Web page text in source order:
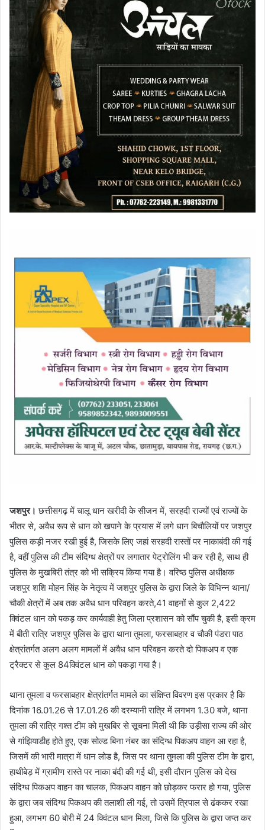
जशपुर।छत्तीसगढ़ में चालू धान खरीदी के सीजन में, सरहदी राज्यों एवं राज्यों के
भीतर से, अवैध रूप से धान को खपाने के प्रयास में लगे धान बिचौलियों पर जशपुर
पुलिस कड़ी नजर रखी हुई है, जिसके लिए जहां सरहदी रास्तों पर नाकाबंदी की गई
है, वहीं पुलिस की टीम संदिग्ध क्षेत्रों पर लगातार पेट्रोलिंग भी कर रही है, साथ ही
पुलिस के मुखबिरी तंत्र को भी सक्रिय किया गया है। वरिष्ठ पुलिस अधीक्षक
जशपुर शशि मोहन सिंह के नेतृत्व में जशपुर पुलिस के द्वारा जिले के विभिन्न थाना/
चौकी क्षेत्रों में अब तक अवैध धान परिवहन करते,41 वाहनों से कुल 2,422
क्विंटल धान को पकड़ कर कार्यवाही हेतु जिला प्रशासन को सौंप चुकी है, इसी क्रम
में बीती रात्रि जशपुर पुलिस के द्वारा थाना तुमला, फरसाबहार व चौकी पंडरा पाठ
क्षेत्रांतर्गत अलग अलग मामलों में अवैध धान परिवहन करते दो पिकअप व एक
ट्रैक्टर से कुल 84क्विंटल धान को पकड़ा गया है।
थाना तुमला व फरसाबहार क्षेत्रांतर्गत मामले का संक्षिप्त विवरण इस प्रकार है कि
दिनांक 16.01.26 से 17.01.26 की दरम्यानी रात्रि में लगभग 1.30 बजे, थाना
तुमला की रात्रि गश्त टीम को मुखबिर से सूचना मिली थी कि उड़ीसा राज्य की ओर
से गांझियाडीह होते हुए, एक सोल्ड बिना नंबर का संदिग्ध पिकअप वाहन आ रहा है,
जिसमें की भारी मात्रा में धान लोड है, जिस पर थाना तुमला की पुलिस टीम के द्वारा,
हाथीबेड़ में ग्रामीण रास्ते पर नाका बंदी की गई थी, इसी दौरान पुलिस को देख
संदिग्ध पिकअप वाहन का चालक, पिकअप वाहन को छोड़कर फरार हो गया, पुलिस
के द्वारा जब संदिग्ध पिकअप की तलाशी ली गई, तो उसमें त्रिपाल से ढंककर रखा
हुआ, लगभग 60 बोरी में 24 क्विंटल धान मिला, जिसे कि पुलिस के द्वारा जप्त कर